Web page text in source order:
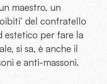
maestro, un
del confratello
estetico per fare la
si sa, è anche il
e anti-massoni.